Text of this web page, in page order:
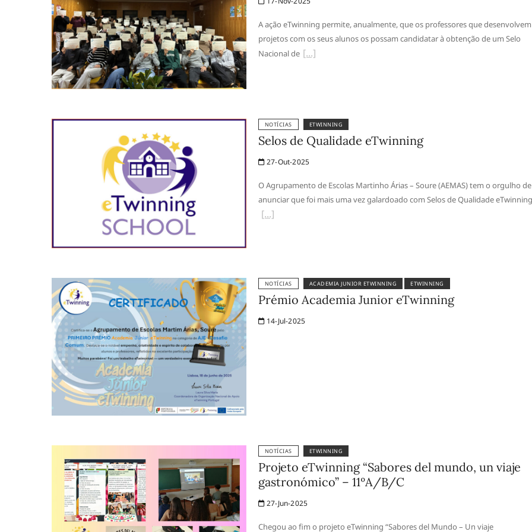
A ação eTwinning permite, anualmente, que os professores que desenvolvem
projetos com os seus alunos os possam candidatar à obtenção de um Selo
Nacional de
NOTÍCIAS ETWINNING
Selos de Qualidade eTwinning
27-Out-2025
O Agrupamento de Escolas Martinho Árias – Soure (AEMAS) tem o orgulho de
anunciar que foi mais uma vez galardoado com Selos de Qualidade
NOTÍCIAS ACADEMIA JUNIOR ETWINNING ETWINNING
Prémio Academia Junior eTwinning
14-Jul-2025
NOTÍCIAS ETWINNING
Projeto eTwinning “Sabores del mundo, un viaje
gastronómico” – 11ºA/B/C
27-Jun-2025
Chegou ao fim o projeto eTwinning “Sabores del Mundo – Un viaje